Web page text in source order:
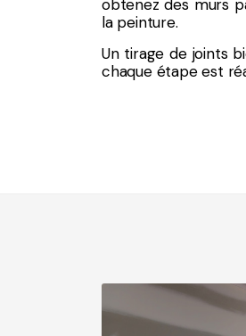
obtenez des murs
la peinture.
Un tirage de joints
chaque étape est